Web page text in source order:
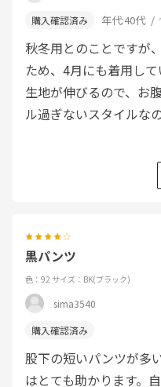
年代:40代
秋冬用とのことですが
ため、4月にも着用して
生地が伸びるので、お
ル過ぎないスタイルな
黒パンツ
色：92 サイズ：BK(ブラック)
sima3540
股下の短いパンツが多
はとても助かります。